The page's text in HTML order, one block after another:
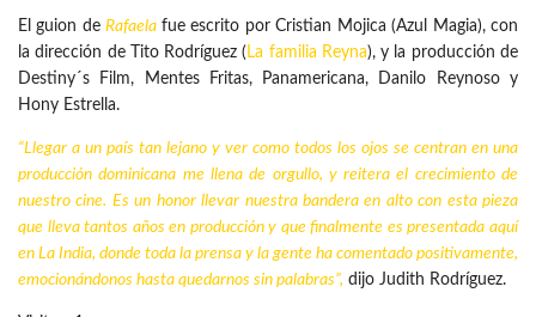
El guion deRafaela fue escrito por Cristian Mojica (Azul Magia), con
la dirección de Tito Rodríguez ( La familia Reyna), y la producción de
Destiny´s Film, Mentes Fritas, Panamericana, Danilo Reynoso y
Hony Estrella.
“Llegar a un país tan lejano y ver como todos los ojos se centran en una
producción dominicana me llena de orgullo, y reitera el crecimiento de
nuestro cine. Es un honor llevar nuestra bandera en alto con esta pieza
que lleva tantos años en producción y que finalmente es presentada aquí
en La India, donde toda la prensa y la gente ha comentado positivamente,
emocionándonos hasta quedarnos sin palabras”, dijo Judith Rodríguez.